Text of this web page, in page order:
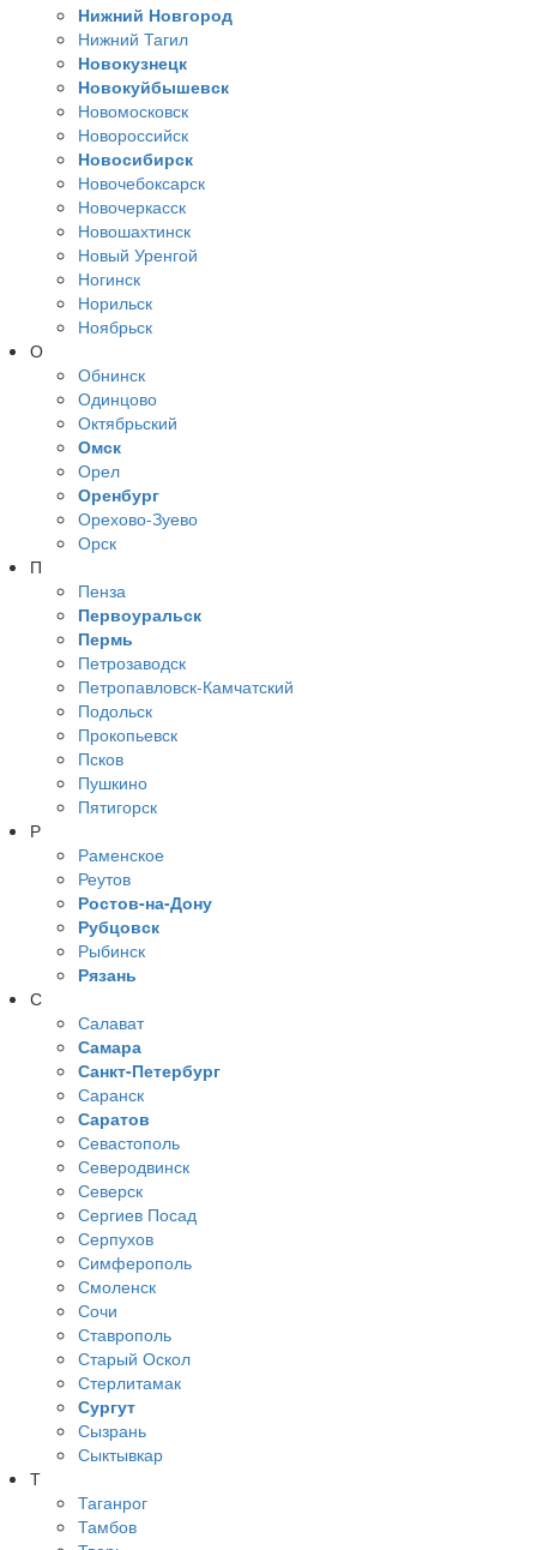
Нижний Новгород
Нижний Тагил
Новокузнецк
Новокуйбышевск
Новомосковск
Новороссийск
Новосибирск
Новочебоксарск
Новочеркасск
Новошахтинск
Новый Уренгой
Ногинск
Норильск
Ноябрьск
О
Обнинск
Одинцово
Октябрьский
Омск
Орел
Оренбург
Орехово-Зуево
Орск
П
Пенза
Первоуральск
Пермь
Петрозаводск
Петропавловск-Камчатский
Подольск
Прокопьевск
Псков
Пушкино
Пятигорск
Р
Раменское
Реутов
Ростов-на-Дону
Рубцовск
Рыбинск
Рязань
С
Салават
Самара
Санкт-Петербург
Саранск
Саратов
Севастополь
Северодвинск
Северск
Сергиев Посад
Серпухов
Симферополь
Смоленск
Сочи
Ставрополь
Старый Оскол
Стерлитамак
Сургут
Сызрань
Сыктывкар
Т
Таганрог
Тамбов